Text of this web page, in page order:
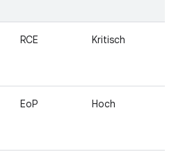
RCE Kritisch
EoP Hoch